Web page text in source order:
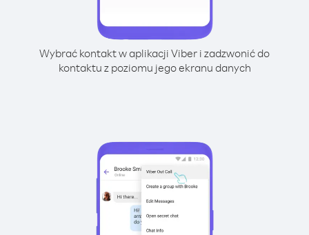
Wybrać kontakt w aplikacji Viber i zadzwonić do
kontaktu z poziomu jego ekranu danych